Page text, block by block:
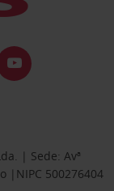
| Sede: Avª
|NIPC 500276404